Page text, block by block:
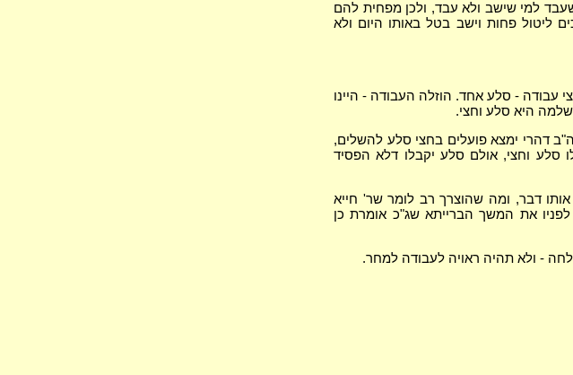
למי שישב ולא עבד, ולכן מפחית להם
ליטול פחות וישב בטל באותו היום ולא
עבודה - סלע אחד. הוזלה העבודה - היינו
היא סלע וחצי.
דהרי ימצא פועלים בחצי סלע להשלים,
סלע וחצי, אולם סלע יקבלו דלא הפסיד
דבר, ומה שהוצרך רב לומר שר' חייא
את המשך הברייתא שג"כ אומרת כן
- ולא תהיה ראויה לעבודה למחר.